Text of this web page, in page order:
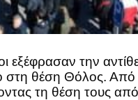
την
θέση Θόλος. Από
τη θέση τους